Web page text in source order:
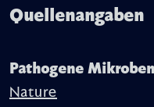
Quellenangaben
Pathogene
Nature